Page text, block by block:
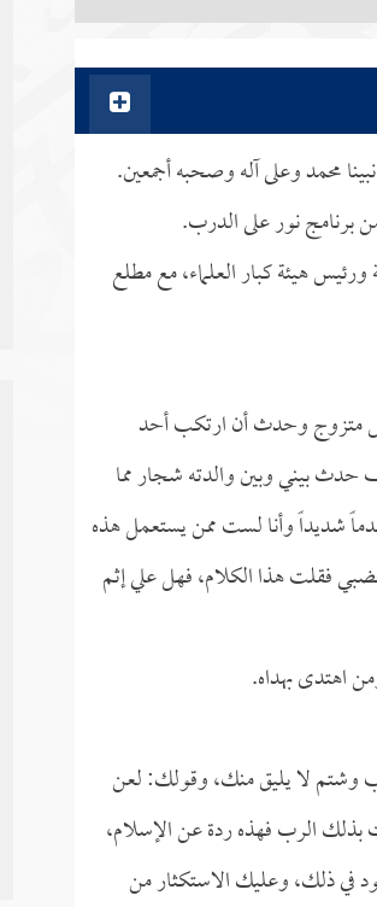
محمد وعلى آله وصحبه أجمعين.
برنامج نور على الدرب.
ورئيس هيئة كبار العلماء، مع مطلع
متزوج وحدث أن ارتكب أحد
حدث بيني وبين والدته شجار مما
شديداً وأنا لست ممن يستعمل هذه
فقلت هذا الكلام، فهل علي إثم
اهتدى بهداه.
وشتم لا يليق منك، وقولك: لعن
بذلك الرب فهذه ردة عن الإسلام،
في ذلك، وعليك الاستكثار من